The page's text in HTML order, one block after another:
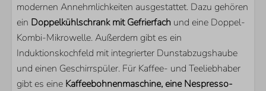
modernen Annehmlichkeiten ausgestattet. Dazu gehören
ein Doppelkühlschrank mit Gefrierfach und eine Doppel-
Kombi-Mikrowelle. Außerdem gibt es ein
Induktionskochfeld mit integrierter Dunstabzugshaube
und einen Geschirrspüler. Für Kaffee- und Teeliebhaber
gibt es eine Kaffeebohnenmaschine, eine Nespresso-